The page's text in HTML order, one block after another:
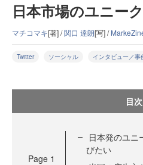
日本市場のユニー
マチコマキ[著] /関口 達朗[写] /
Twitter ソーシャル インタビュー／事
目次
Page 1
日本発のユニ
びたい